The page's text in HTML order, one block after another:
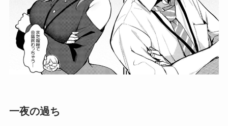
一夜の過ち